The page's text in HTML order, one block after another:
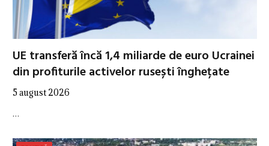
UE transferă încă 1,4 miliarde de euro Ucrainei
din profiturile activelor rusești înghețate
5 august 2026
…